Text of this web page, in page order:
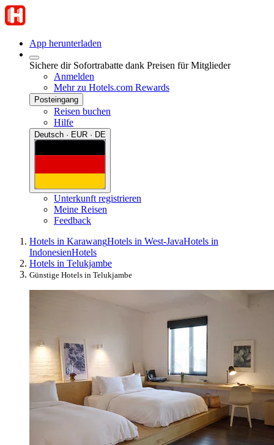
App herunterladen
Sichere dir Sofortrabatte dank Preisen für Mitglieder
Anmelden
Mehr zu Hotels.com Rewards
Posteingang
Reisen buchen
Hilfe
Deutsch · EUR · DE
Unterkunft registrieren
Meine Reisen
Feedback
Hotels in KarawangHotels in West-JavaHotels in
IndonesienHotels
Hotels in Telukjambe
Günstige Hotels in Telukjambe